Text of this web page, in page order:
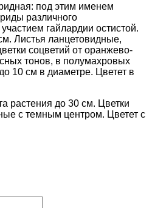
под этим именем
различного
гайлардии остистой.
Листья ланцетовидные,
соцветий от оранжево-
тонов, в полумахровых
10 см в диаметре. Цветет в
растения до 30 см. Цветки
с темным центром. Цветет с